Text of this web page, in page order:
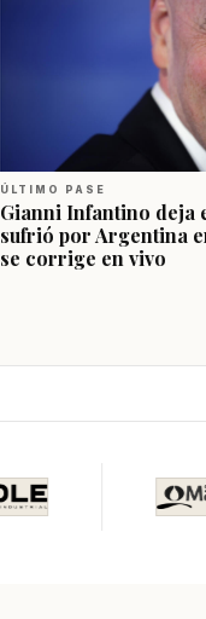
ÚLTIMO PASE
Gianni Infantino deja
sufrió por Argentina
se corrige en vivo